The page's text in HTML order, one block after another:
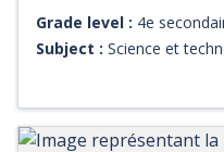
l'on vous explique
d'une courte capsule
lumière le phénomène de
d'énergie thermique et
Grade level : 4e
Subject : Science et